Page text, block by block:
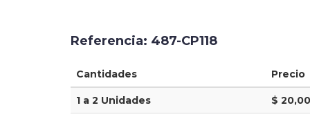
Referencia: 487-CP118
Cantidades Precio
1 a 2 Unidades $